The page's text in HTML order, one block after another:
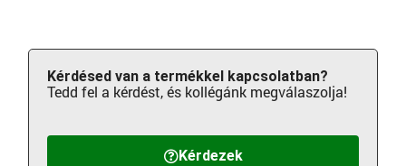
Kérdezek
Kérdésed van a termékkel kapcsolatban?
Tedd fel a kérdést, és kollégánk megválaszolja!